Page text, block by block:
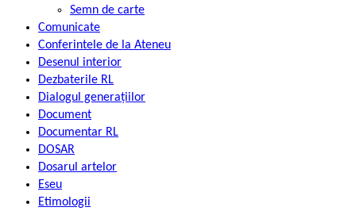
Semn de carte
Comunicate
Conferintele de la Ateneu
Desenul interior
Dezbaterile RL
Dialogul generațiilor
Document
Documentar RL
DOSAR
Dosarul artelor
Eseu
Etimologii